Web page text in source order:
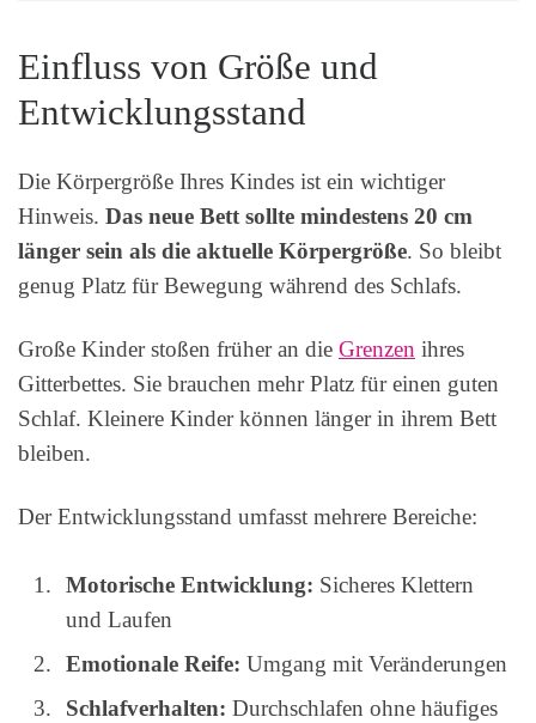
Einfluss von Größe und
Entwicklungsstand
Die Körpergröße Ihres Kindes ist ein wichtiger
Hinweis. Das neue Bett sollte mindestens 20 cm
länger sein als die aktuelle Körpergröße. So bleibt
genug Platz für Bewegung während des Schlafs.
Große Kinder stoßen früher an die Grenzen ihres
Gitterbettes. Sie brauchen mehr Platz für einen guten
Schlaf. Kleinere Kinder können länger in ihrem Bett
bleiben.
Der Entwicklungsstand umfasst mehrere Bereiche:
Motorische Entwicklung: Sicheres Klettern
und Laufen
Emotionale Reife: Umgang mit Veränderungen
Schlafverhalten: Durchschlafen ohne häufiges